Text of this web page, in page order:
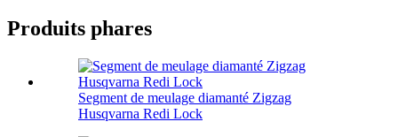
Produits phares
Segment de meulage diamanté Zigzag
Husqvarna Redi Lock